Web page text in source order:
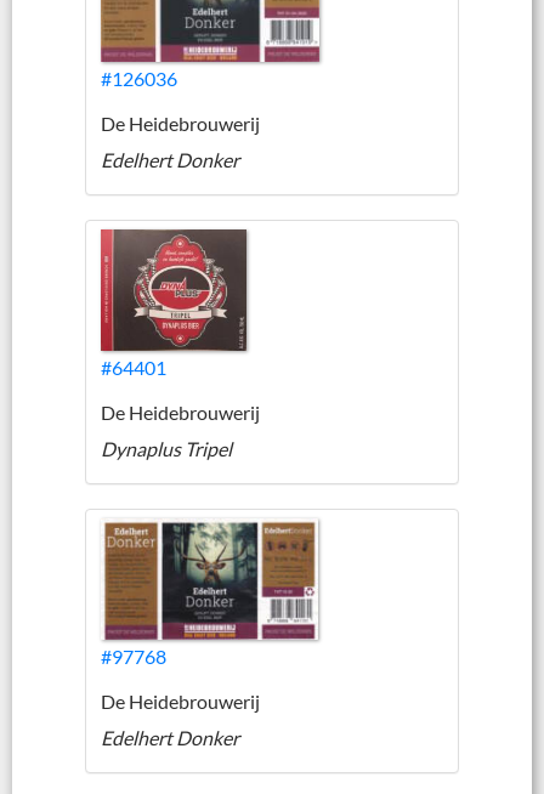
#126036
De Heidebrouwerij
Edelhert Donker
#64401
De Heidebrouwerij
Dynaplus Tripel
#97768
De Heidebrouwerij
Edelhert Donker